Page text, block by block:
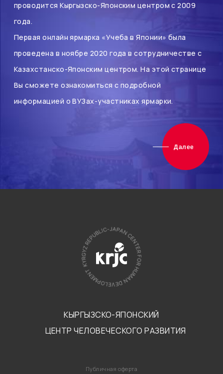
проводится Кыргызско-Японским центром с 2009
года.
Первая онлайн ярмарка «Учеба в Японии» была
проведена в ноябре 2020 года в сотрудничестве с
Казахстанско-Японским центром. На этой странице
Вы сможете ознакомиться с подробной
информацией о ВУЗах-участниках ярмарки.
Далее
КЫРГЫЗСКО-ЯПОНСКИЙ
ЦЕНТР ЧЕЛОВЕЧЕСКОГО РАЗВИТИЯ
Публичная оферта